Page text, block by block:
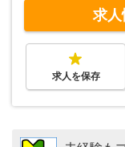
求人
求人を保存